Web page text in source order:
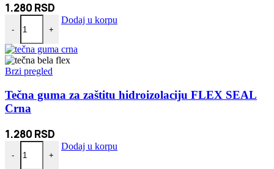
1.280 RSD
-
Tečna guma za zaštitu hidroizolaciju FLEX SEAL Bela količina
+
Dodaj u korpu
Brzi pregled
Tečna guma za zaštitu hidroizolaciju FLEX SEAL
Crna
1.280 RSD
-
Tečna guma za zaštitu hidroizolaciju FLEX SEAL Crna količina
+
Dodaj u korpu